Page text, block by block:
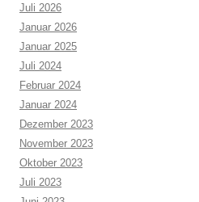
Juli 2026
Januar 2026
Januar 2025
Juli 2024
Februar 2024
Januar 2024
Dezember 2023
November 2023
Oktober 2023
Juli 2023